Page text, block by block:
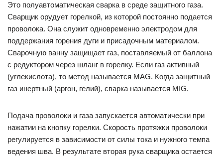
Это полуавтоматическая сварка в среде защитного газа.
Сварщик орудует горелкой, из которой постоянно подается
проволока. Она служит одновременно электродом для
поддержания горения дуги и присадочным материалом.
Сварочную ванну защищает газ, поставляемый от баллона
с редуктором через шланг в горелку. Если газ активный
(углекислота), то метод называется MAG. Когда защитный
газ инертный (аргон, гелий), сварка называется MIG.
Подача проволоки и газа запускается автоматически при
нажатии на кнопку горелки. Скорость протяжки проволоки
регулируется в зависимости от силы тока и нужного темпа
ведения шва. В результате вторая рука сварщика остается